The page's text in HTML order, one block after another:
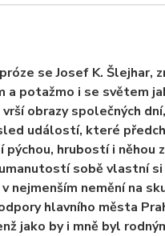
se Josef K. Šlejhar,
a potažmo i se světem
obrazy společných
událostí, které
hrubostí i něhou
sobě vlastní
nejmenším nemění na
hlavního města
jako by i mně byl